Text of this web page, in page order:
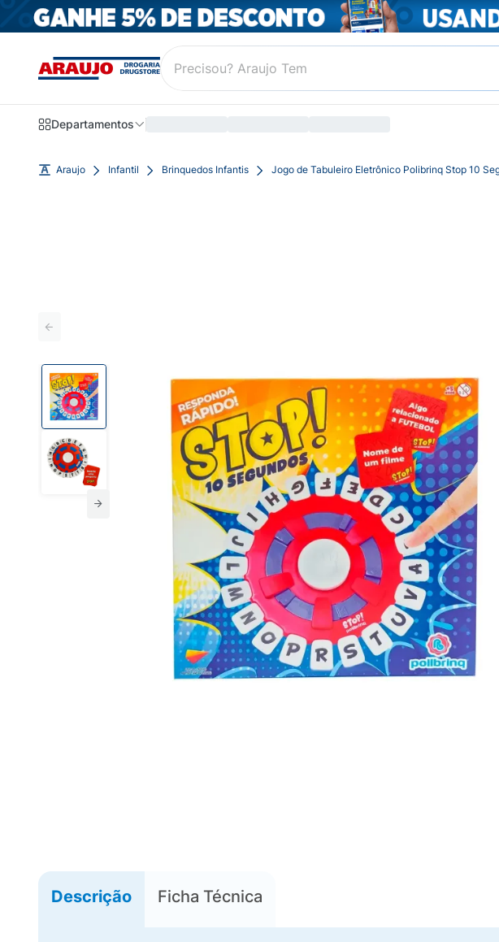
Departamentos
Araujo Infantil Brinquedos Infantis Jogo de Tabuleiro Eletrônico Polibrinq Stop 10
Descrição Ficha Técnica